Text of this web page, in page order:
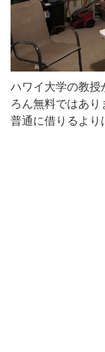
ハワイ大学の教授
ろん無料ではあり
普通に借りるより